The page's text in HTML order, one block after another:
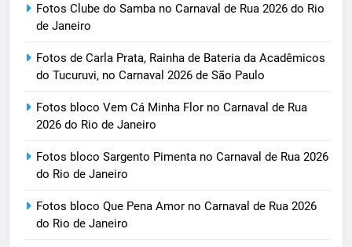
Fotos Clube do Samba no Carnaval de Rua 2026 do Rio
de Janeiro
Fotos de Carla Prata, Rainha de Bateria da Acadêmicos
do Tucuruvi, no Carnaval 2026 de São Paulo
Fotos bloco Vem Cá Minha Flor no Carnaval de Rua
2026 do Rio de Janeiro
Fotos bloco Sargento Pimenta no Carnaval de Rua 2026
do Rio de Janeiro
Fotos bloco Que Pena Amor no Carnaval de Rua 2026
do Rio de Janeiro